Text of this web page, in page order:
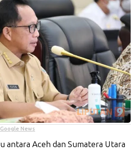
Google News
antara Aceh dan Sumatera Utara